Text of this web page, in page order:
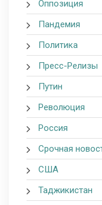
Оппозиция
Пандемия
Политика
Пресс-Релизы
Путин
Революция
Россия
Срочная
США
Таджикистан